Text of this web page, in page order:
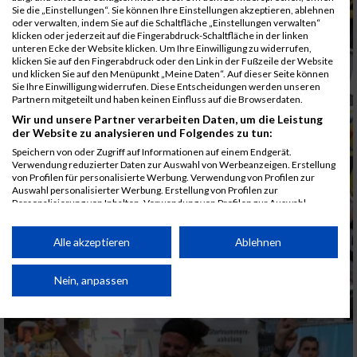
Sie die „Einstellungen“. Sie können Ihre Einstellungen akzeptieren, ablehnen
oder verwalten, indem Sie auf die Schaltfläche „Einstellungen verwalten“
klicken oder jederzeit auf die Fingerabdruck-Schaltfläche in der linken
unteren Ecke der Website klicken. Um Ihre Einwilligung zu widerrufen,
klicken Sie auf den Fingerabdruck oder den Link in der Fußzeile der Website
und klicken Sie auf den Menüpunkt „Meine Daten“. Auf dieser Seite können
Sie Ihre Einwilligung widerrufen. Diese Entscheidungen werden unseren
Partnern mitgeteilt und haben keinen Einfluss auf die Browserdaten.
Wir und unsere Partner verarbeiten Daten, um die Leistung
der Website zu analysieren und Folgendes zu tun:
Speichern von oder Zugriff auf Informationen auf einem Endgerät.
Verwendung reduzierter Daten zur Auswahl von Werbeanzeigen. Erstellung
von Profilen für personalisierte Werbung. Verwendung von Profilen zur
Auswahl personalisierter Werbung. Erstellung von Profilen zur
Personalisierung von Inhalten. Verwendung von Profilen zur Auswahl
Performance von Inhalten. Analyse von Zielgruppen durch Statistiken oder
Kombinationen von Daten aus verschiedenen Quellen. Entwicklung und
von Inhalten.
Daten können außerhalb der Europäischen Union weitergegeben und in die
Website/App.
Partnerliste anzeigen (1 IAB-Anbieter)
Alle akzeptieren Ablehnen
Nein, anpassen